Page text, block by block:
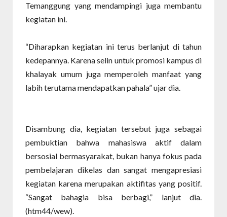
Temanggung yang mendampingi juga membantu
kegiatan ini.
“Diharapkan kegiatan ini terus berlanjut di tahun
kedepannya. Karena selin untuk promosi kampus di
khalayak umum juga memperoleh manfaat yang
labih terutama mendapatkan pahala” ujar dia.
Disambung dia, kegiatan tersebut juga sebagai
pembuktian bahwa mahasiswa aktif dalam
bersosial bermasyarakat, bukan hanya fokus pada
pembelajaran dikelas dan sangat mengapresiasi
kegiatan karena merupakan aktifitas yang positif.
“Sangat bahagia bisa berbagi,” lanjut dia.
(htm44/wew).